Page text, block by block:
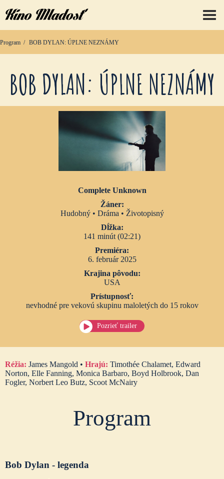
Program BOB DYLAN: ÚPLNE NEZNÁMY
BOB DYLAN: ÚPLNE NEZNÁMY
Complete Unknown
Žáner:
Hudobný • Dráma • Životopisný
Dĺžka:
141 minút (02:21)
Premiéra:
6. február 2025
Krajina pôvodu:
USA
Prístupnosť:
nevhodné pre vekovú skupinu maloletých do 15 rokov
Pozrieť trailer
Réžia: James Mangold • Hrajú: Timothée Chalamet, Edward
Norton, Elle Fanning, Monica Barbaro, Boyd Holbrook, Dan
Fogler, Norbert Leo Butz, Scoot McNairy
Program
Bob Dylan - legenda